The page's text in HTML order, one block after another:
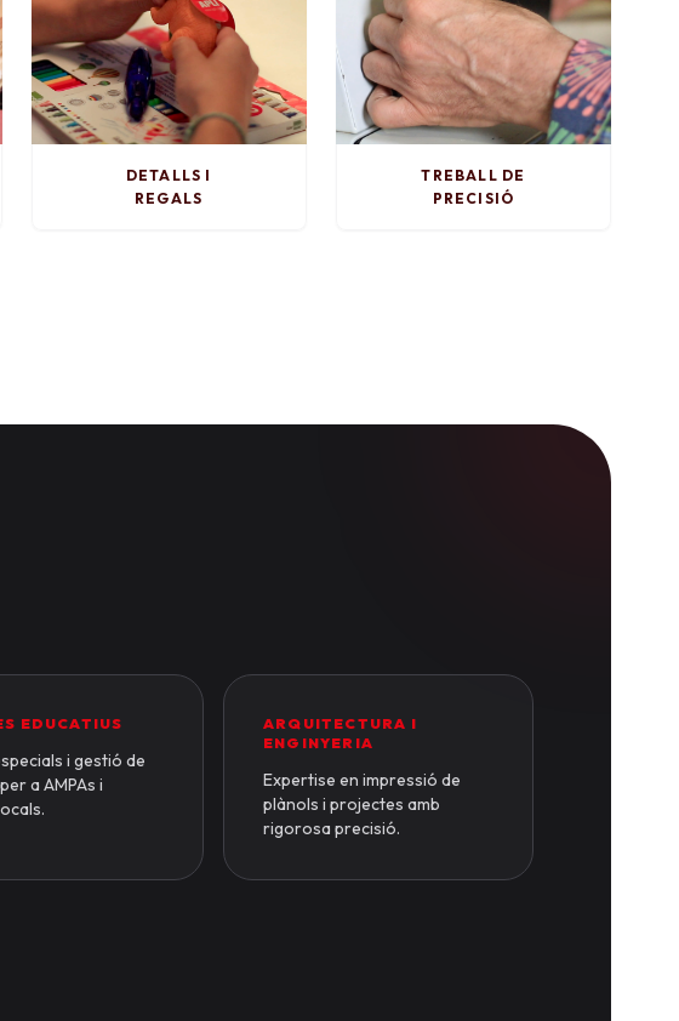
DETALLS I
REGALS
TREBALL DE
PRECISIÓ
EDUCATIUS
i gestió de
a AMPAs i
ARQUITECTURA I
ENGINYERIA
Expertise en impressió de
plànols i projectes amb
rigorosa precisió.